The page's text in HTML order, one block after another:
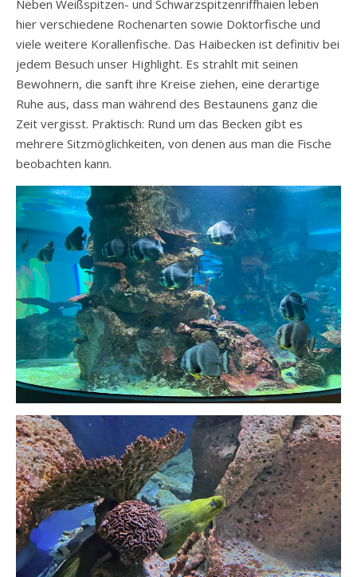
Neben Weißspitzen- und Schwarzspitzenriffhaien leben
hier verschiedene Rochenarten sowie Doktorfische und
viele weitere Korallenfische. Das Haibecken ist definitiv bei
jedem Besuch unser Highlight. Es strahlt mit seinen
Bewohnern, die sanft ihre Kreise ziehen, eine derartige
Ruhe aus, dass man während des Bestaunens ganz die
Zeit vergisst. Praktisch: Rund um das Becken gibt es
mehrere Sitzmöglichkeiten, von denen aus man die Fische
beobachten kann.